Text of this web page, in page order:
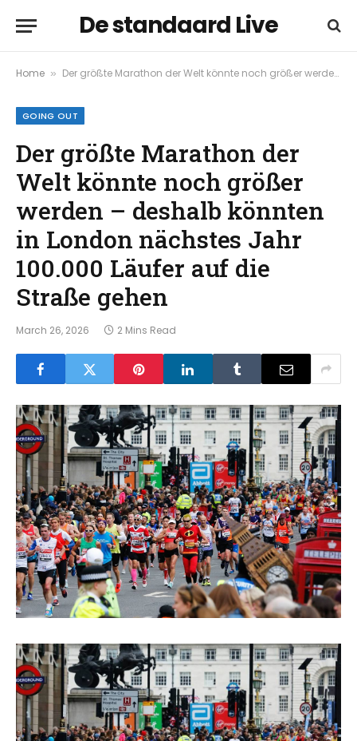
De standaard Live
Home » Der größte Marathon der Welt könnte noch größer werden – deshalb könnten in London nächstes Jahr 100.000 Läufer auf die Straße gehen
GOING OUT
Der größte Marathon der
Welt könnte noch größer
werden – deshalb könnten
in London nächstes Jahr
100.000 Läufer auf die
Straße gehen
March 26, 2026 2 Mins Read